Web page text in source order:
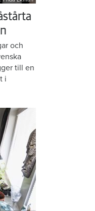
och
till en
i